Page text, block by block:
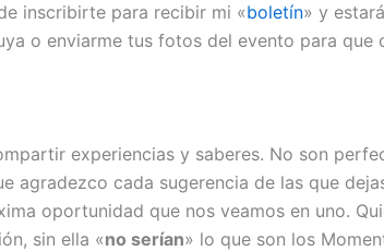
inscribirte para recibir mi «boletín» y
o enviarme tus fotos del evento para que
experiencias y saberes. No son
agradezco cada sugerencia de las que
oportunidad que nos veamos en uno.
sin ella «no serían» lo que son los